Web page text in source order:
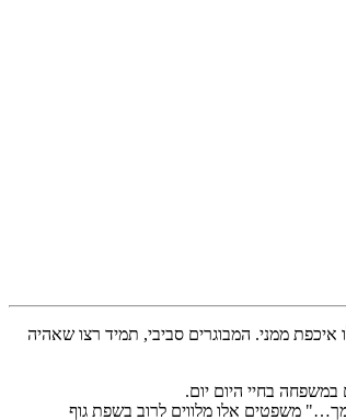
איכפת ממני. המבוגרים סביבי, תמיד רצו שאהיה
במשפחה בחיי היום יום.
משפטים אלו מלווים לרוב בשפת גוף